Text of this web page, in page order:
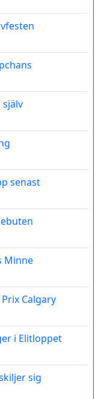
själv
senast
Minne
Calgary
i Elitloppet
sig